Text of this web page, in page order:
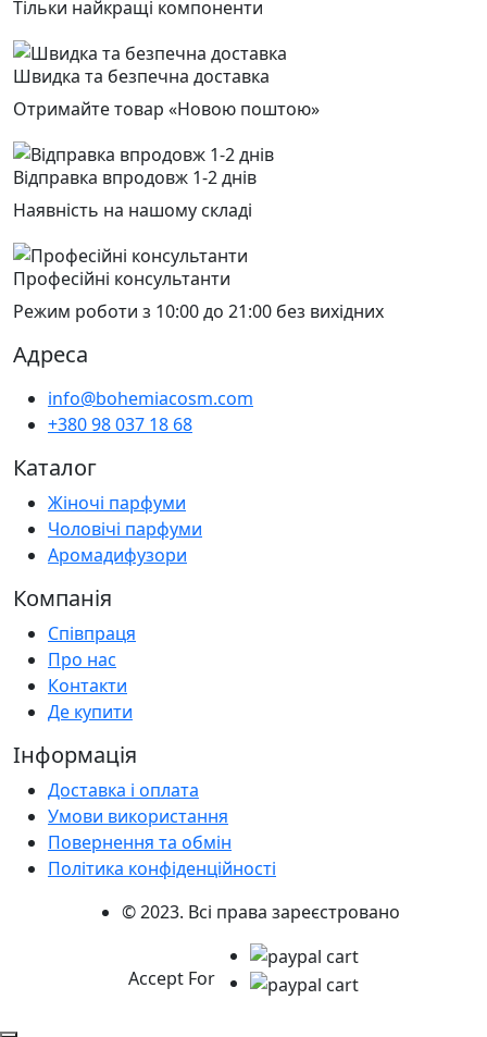
Тільки найкращі компоненти
Швидка та безпечна доставка
Отримайте товар «Новою поштою»
Відправка впродовж 1-2 днів
Наявність на нашому складі
Професійні консультанти
Режим роботи з 10:00 до 21:00 без вихідних
Адреса
info@bohemiacosm.com
+380 98 037 18 68
Каталог
Жіночі парфуми
Чоловічі парфуми
Аромадифузори
Компанія
Співпраця
Про нас
Контакти
Де купити
Інформація
Доставка і оплата
Умови використання
Повернення та обмін
Політика конфіденційності
© 2023. Всі права зареєстровано
Accept For